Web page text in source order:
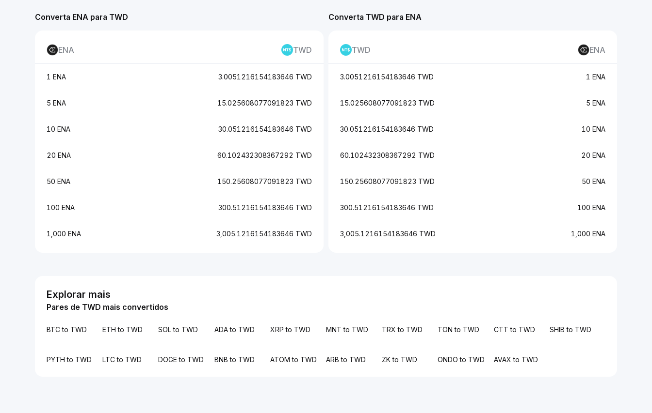
Converta ENA para TWD
ENA TWD
1 ENA 3.0051216154183646 TWD
5 ENA 15.025608077091823 TWD
10 ENA 30.051216154183646 TWD
20 ENA 60.102432308367292 TWD
50 ENA 150.25608077091823 TWD
100 ENA 300.51216154183646 TWD
1,000 ENA 3,005.1216154183646 TWD
Converta TWD para ENA
TWD ENA
3.0051216154183646 TWD 1 ENA
15.025608077091823 TWD 5 ENA
30.051216154183646 TWD 10 ENA
60.102432308367292 TWD 20 ENA
150.25608077091823 TWD 50 ENA
300.51216154183646 TWD 100 ENA
3,005.1216154183646 TWD 1,000 ENA
Explorar mais
Pares de TWD mais convertidos
BTC to TWD ETH to TWD SOL to TWD ADA to TWD XRP to TWD MNT to TWD TRX to TWD TON to TWD CTT to TWD SHIB to TWD
PYTH to TWD LTC to TWD DOGE to TWD BNB to TWD ATOM to TWD ARB to TWD ZK to TWD ONDO to TWD AVAX to TWD